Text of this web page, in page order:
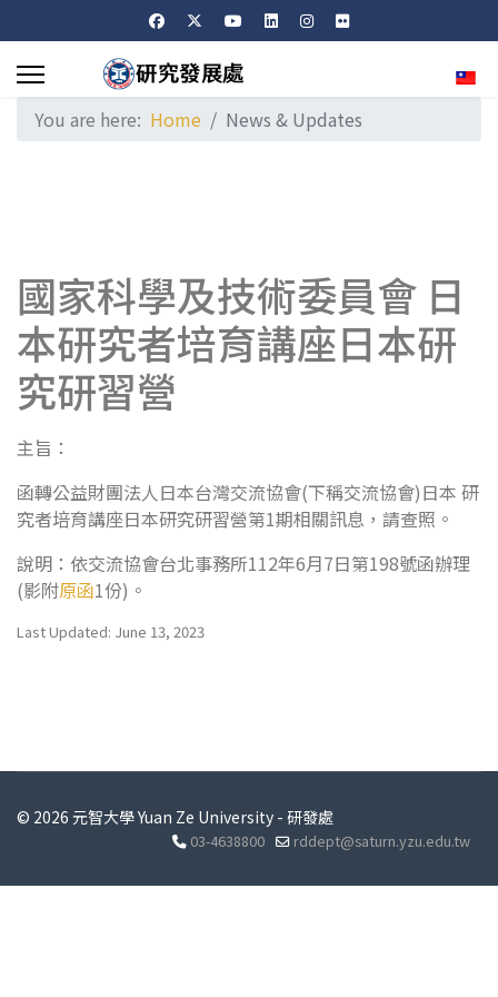
You are here: Home News & Updates
國家科學及技術委員會 日
本研究者培育講座日本研
究研習營
主旨：
函轉公益財團法人日本台灣交流協會(下稱交流協會)日本 研
究者培育講座日本研究研習營第1期相關訊息，請查照。
說明：依交流協會台北事務所112年6月7日第198號函辦理
(影附原函1份)。
Last Updated: June 13, 2023
© 2026 元智大學 Yuan Ze University - 研發處
03-4638800 rddept@saturn.yzu.edu.tw